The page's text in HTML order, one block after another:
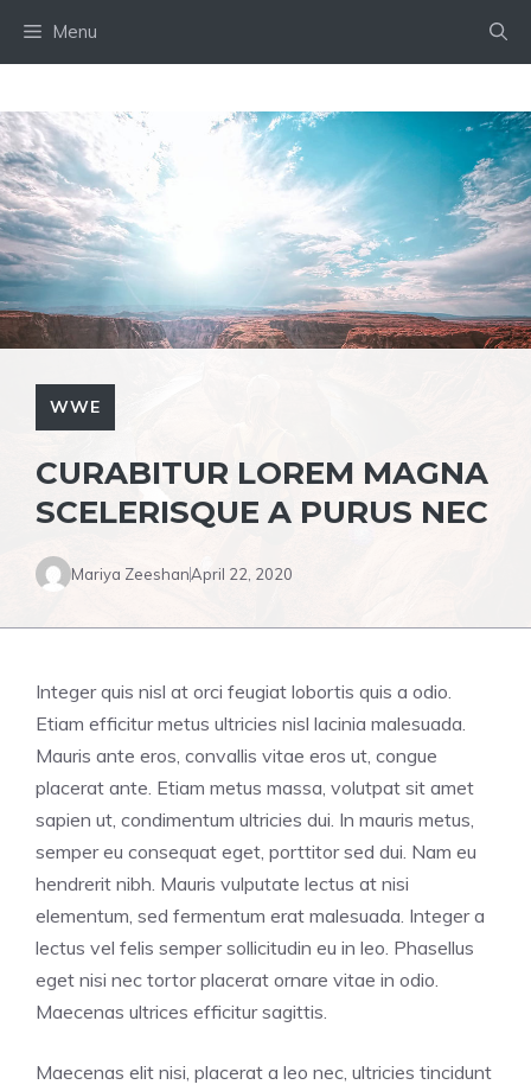
Menu
WWE
CURABITUR LOREM MAGNA
SCELERISQUE A PURUS NEC
Mariya ZeeshanApril 22, 2020
Integer quis nisl at orci feugiat lobortis quis a odio.
Etiam efficitur metus ultricies nisl lacinia malesuada.
Mauris ante eros, convallis vitae eros ut, congue
placerat ante. Etiam metus massa, volutpat sit amet
sapien ut, condimentum ultricies dui. In mauris metus,
semper eu consequat eget, porttitor sed dui. Nam eu
hendrerit nibh. Mauris vulputate lectus at nisi
elementum, sed fermentum erat malesuada. Integer a
lectus vel felis semper sollicitudin eu in leo. Phasellus
eget nisi nec tortor placerat ornare vitae in odio.
Maecenas ultrices efficitur sagittis.
Maecenas elit nisi, placerat a leo nec, ultricies tincidunt